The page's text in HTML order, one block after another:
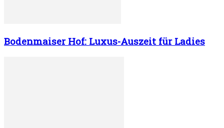
Bodenmaiser Hof: Luxus-Auszeit für Ladies